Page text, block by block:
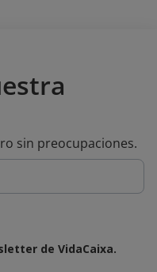
sin preocupaciones.
de VidaCaixa.